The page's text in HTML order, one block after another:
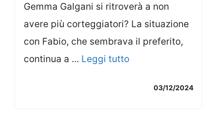
Gemma Galgani si ritroverà a non
avere più corteggiatori? La situazione
con Fabio, che sembrava il preferito,
continua a ... Leggi tutto
03/12/2024